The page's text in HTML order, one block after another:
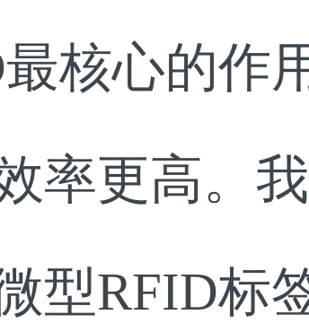
核心的作
率更高。
型RFID标